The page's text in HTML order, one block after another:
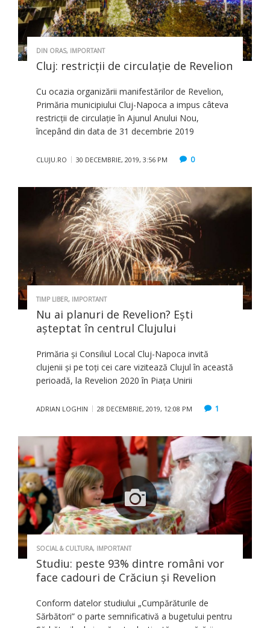
DIN ORAS, IMPORTANT
Cluj: restricții de circulație de Revelion
Cu ocazia organizării manifestărilor de Revelion,
Primăria municipiului Cluj-Napoca a impus câteva
restricții de circulație în Ajunul Anului Nou,
începând din data de 31 decembrie 2019
CLUJU.RO 30 DECEMBRIE, 2019, 3:56 PM 0
TIMP LIBER, IMPORTANT
Nu ai planuri de Revelion? Eşti
aşteptat în centrul Clujului
Primăria și Consiliul Local Cluj-Napoca invită
clujenii și pe toți cei care vizitează Clujul în această
perioadă, la Revelion 2020 în Piața Unirii
ADRIAN LOGHIN 28 DECEMBRIE, 2019, 12:08 PM 1
SOCIAL & CULTURA, IMPORTANT
Studiu: peste 93% dintre români vor
face cadouri de Crăciun şi Revelion
Conform datelor studiului „Cumpărăturile de
Sărbători” o parte semnificativă a bugetului pentru